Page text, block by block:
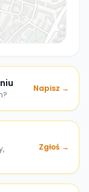
Napisz →
Zgłoś →